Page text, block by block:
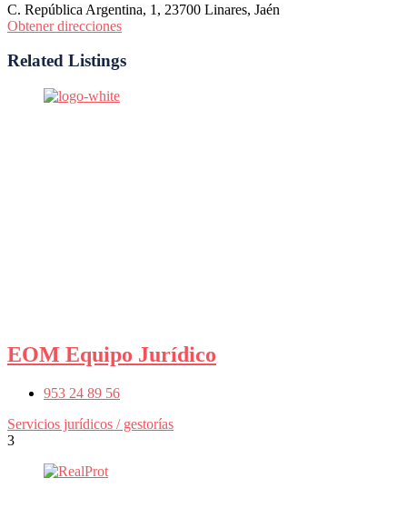
C. República Argentina, 1, 23700 Linares, Jaén
Obtener direcciones
Related Listings
EOM Equipo Jurídico
953 24 89 56
Servicios jurídicos / gestorías
3